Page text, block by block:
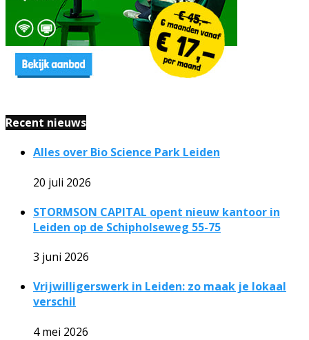
Recent nieuws
Alles over Bio Science Park Leiden
20 juli 2026
STORMSON CAPITAL opent nieuw kantoor in
Leiden op de Schipholseweg 55-75
3 juni 2026
Vrijwilligerswerk in Leiden: zo maak je lokaal
verschil
4 mei 2026